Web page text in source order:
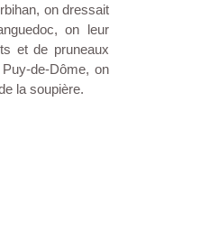
on dressait
on leur
et de pruneaux
de-Dôme, on
la soupière.